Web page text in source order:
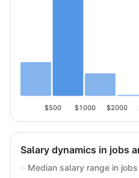
$500 $1000 $2000
Salary dynamics in jobs
Median salary range in jobs